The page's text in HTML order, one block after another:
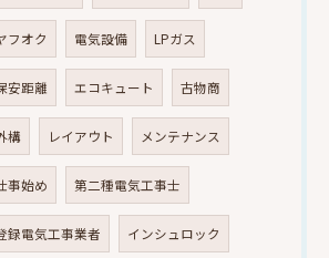
フオク 電気設備 LPガス
安距離 エコキュート 古物商
構 レイアウト メンテナンス
事始め 第二種電気工事士
録電気工事業者 インシュロック